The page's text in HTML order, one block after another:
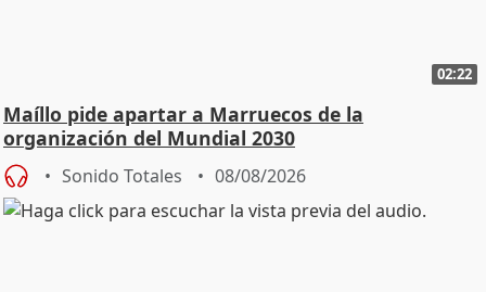
02:22
Maíllo pide apartar a Marruecos de la
organización del Mundial 2030
Sonido Totales 08/08/2026